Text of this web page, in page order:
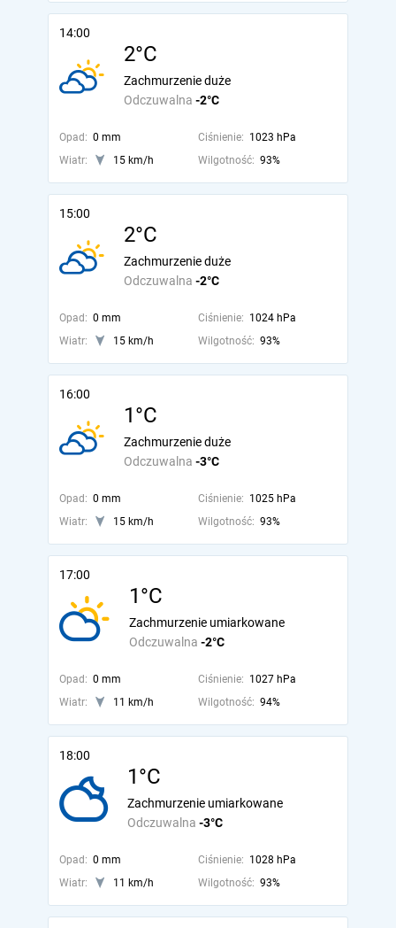
14:00
2°C
Odczuwalna -2°C
Zachmurzenie duże
Opad: 0 mm Ciśnienie: 1023 hPa
Wiatr:
15 km/h Wilgotność: 93%
15:00
2°C
Odczuwalna -2°C
Zachmurzenie duże
Opad: 0 mm Ciśnienie: 1024 hPa
Wiatr:
15 km/h Wilgotność: 93%
16:00
1°C
Odczuwalna -3°C
Zachmurzenie duże
Opad: 0 mm Ciśnienie: 1025 hPa
Wiatr:
15 km/h Wilgotność: 93%
17:00
1°C
Odczuwalna -2°C
Zachmurzenie umiarkowane
Opad: 0 mm Ciśnienie: 1027 hPa
Wiatr:
11 km/h Wilgotność: 94%
18:00
1°C
Odczuwalna -3°C
Zachmurzenie umiarkowane
Opad: 0 mm Ciśnienie: 1028 hPa
Wiatr:
11 km/h Wilgotność: 93%